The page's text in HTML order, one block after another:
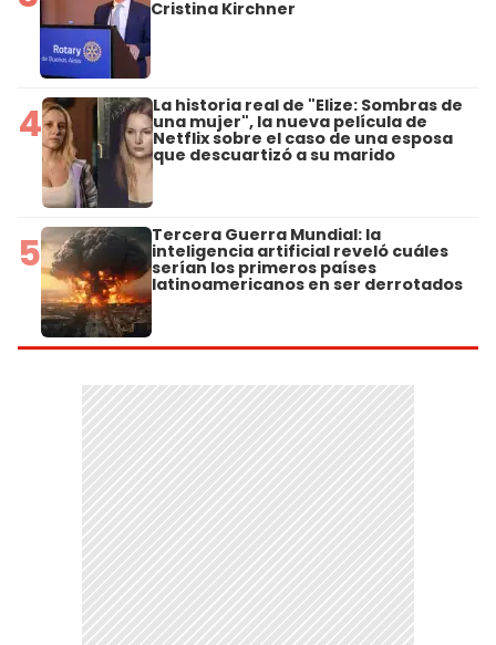
Cristina Kirchner
4 La historia real de "Elize: Sombras de
una mujer", la nueva película de
Netflix sobre el caso de una esposa
que descuartizó a su marido
5 Tercera Guerra Mundial: la
inteligencia artificial reveló cuáles
serían los primeros países
latinoamericanos en ser derrotados